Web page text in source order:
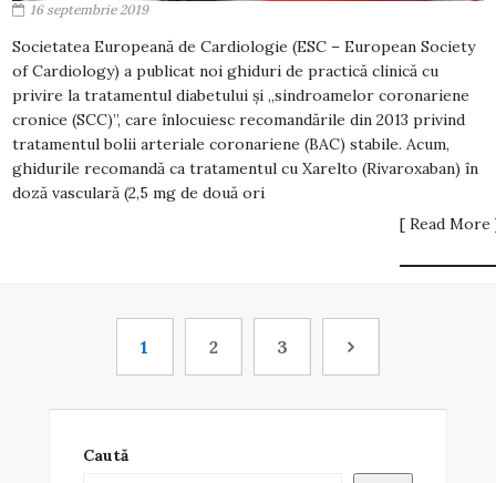
16 septembrie 2019
Societatea Europeană de Cardiologie (ESC – European Society
of Cardiology) a publicat noi ghiduri de practică clinică cu
privire la tratamentul diabetului și „sindroamelor coronariene
cronice (SCC)”, care înlocuiesc recomandările din 2013 privind
tratamentul bolii arteriale coronariene (BAC) stabile. Acum,
ghidurile recomandă ca tratamentul cu Xarelto (Rivaroxaban) în
doză vasculară (2,5 mg de două ori
[ Read More
1 2 3
Caută